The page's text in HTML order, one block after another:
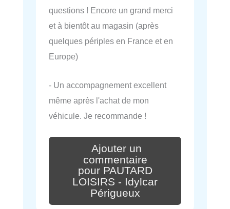
questions ! Encore un grand merci
et à bientôt au magasin (après
quelques périples en France et en
Europe)
- Un accompagnement excellent
même après l'achat de mon
véhicule. Je recommande !
Ajouter un
commentaire
pour PAUTARD
LOISIRS - Idylcar
Périgueux